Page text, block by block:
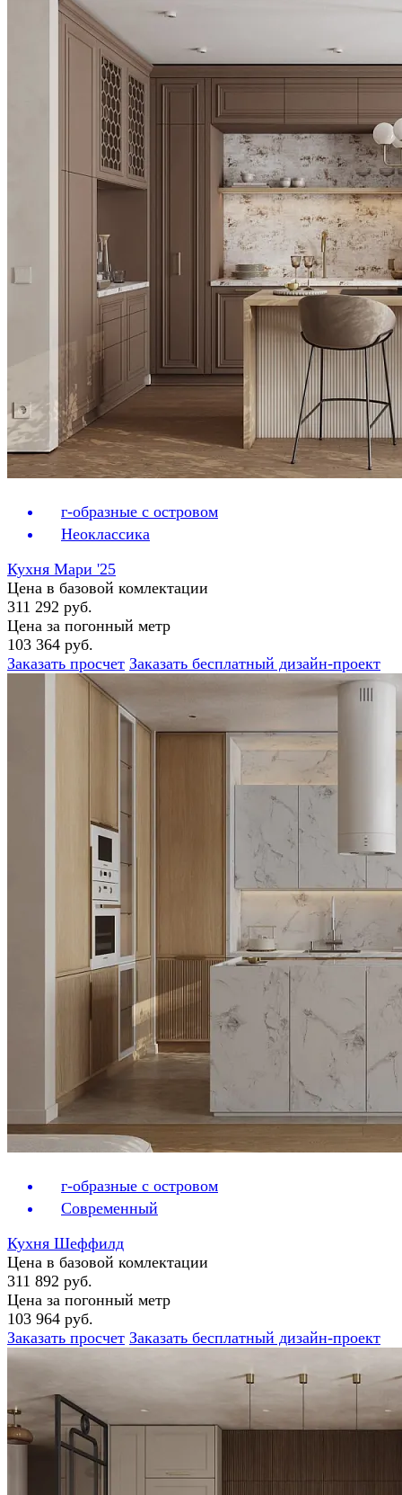
г-образные с островом
Неоклассика
Кухня Мари '25
Цена в базовой комлектации
311 292 руб.
Цена за погонный метр
103 364 руб.
Заказать просчет Заказать бесплатный дизайн-проект
г-образные с островом
Современный
Кухня Шеффилд
Цена в базовой комлектации
311 892 руб.
Цена за погонный метр
103 964 руб.
Заказать просчет Заказать бесплатный дизайн-проект